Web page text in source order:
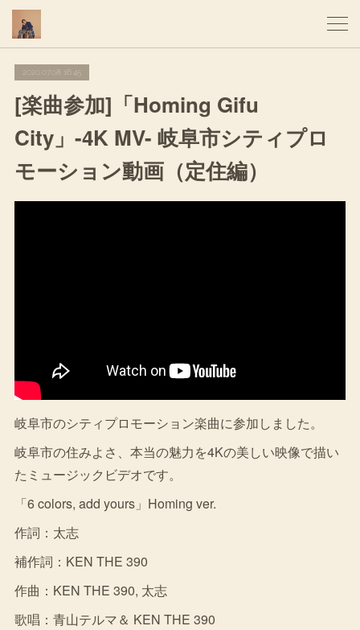
2020.07.08 16:45
[楽曲参加]「Homing Gifu
City」-4K MV- 岐阜市シティプロ
モーション動画（定住編）
岐阜市のシティプロモーション楽曲に参加しました。
岐阜市の住みよさ、本当の魅力を4Kの美しい映像で描い
たミュージックビデオです。
「6 colors, add yours」Homing ver.
作詞：太志
補作詞：KEN THE 390
作曲：KEN THE 390, 太志
歌唱：青山テルマ＆ KEN THE 390